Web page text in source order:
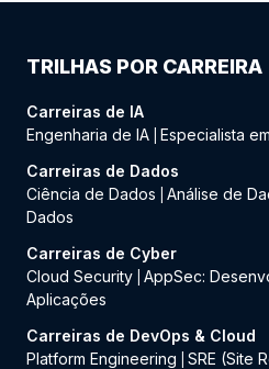
TRILHAS POR CARREIRA
Carreiras de IA
Engenharia de IA Especialista
Carreiras de Dados
Ciência de Dados
Análise de
Dados
Carreiras de Cyber
Cloud Security AppSec:
Aplicações
Carreiras de DevOps & Cloud
Platform Engineering
SRE (Site